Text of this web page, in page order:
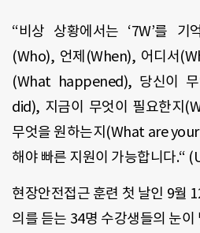
“비상 상황에서는 ‘7W’를 기
(Who), 언제(When), 어디서
(What happened), 당신이
did), 지금이 무엇이 필요한지
무엇을 원하는지(What are
해야 빠른 지원이 가능합니다.“
현장안전접근 훈련 첫 날인 9월
의를 듣는 34명 수강생들의 눈